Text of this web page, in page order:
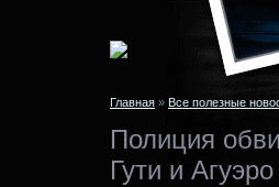
Главная » Все полезные
Полиция
Гути и